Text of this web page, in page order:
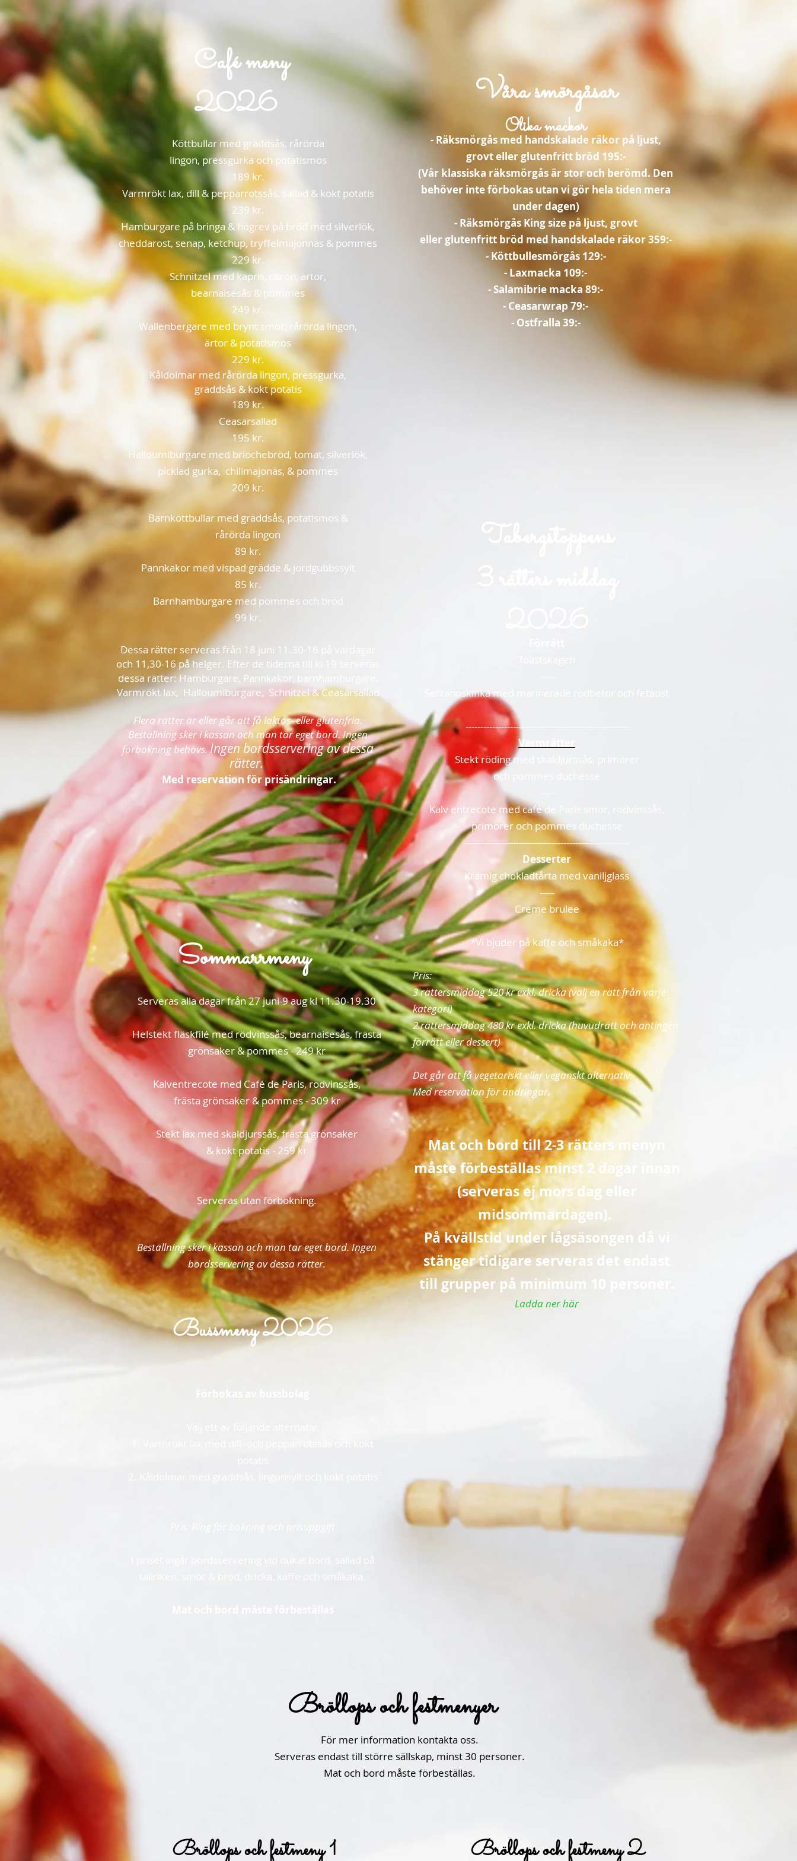
Café meny
2026
Köttbullar med gräddsås, rårörda
lingon, pressgurka och potatismos
189 kr.
Varmrökt lax, dill & pepparrotssås, sallad & kokt potatis
239 kr.
Hamburgare på bringa & högrev på bröd med silverlök,
cheddarost, senap, ketchup, tryffelmajonnäs & pommes
229 kr.
Schnitzel med kapris, citron, ärtor,
bearnaisesås & pommes
249 kr.
Wallenbergare med brynt smör, rårörda lingon,
ärtor & potatismos
229 kr.
Kåldolmar med rårörda lingon, pressgurka,
gräddsås & kokt potatis
189 kr.
Ceasarsallad
195 kr.
Halloumiburgare med briochebröd, tomat, silverlök,
picklad gurka, chilimajonäs, & pommes
209 kr.
Barnköttbullar med gräddsås, potatismos &
rårörda lingon
89 kr.
Pannkakor med vispad grädde & jordgubbssylt
85 kr.
Barnhamburgare med pommes och bröd
99 kr.
Dessa rätter serveras från 18 juni 11.30-16 på vardagar
och 11,30-16 på helger. Efter de tiderna till kl 19 serveras
dessa rätter: Hamburgare, Pannkakor, barnhamburgare,
Varmrökt lax, Halloumiburgare, Schnitzel & Ceasarsallad
Flera rätter är eller går att få laktos- eller glutenfria.
Beställning sker i kassan och man tar eget bord. Ingen
förbokning behövs.Ingen bordsservering av dessa
rätter.
Med reservation för prisändringar.
Sommarrmeny
Serveras alla dagar från 27 juni-9 aug kl 11.30-19.30
Helstekt fläskfilé med rödvinssås, bearnaisesås, frästa
grönsaker & pommes - 249 kr
Kalventrecote med Café de Paris, rödvinssås,
frästa grönsaker & pommes - 309 kr
Stekt lax med skaldjurssås, frästa grönsaker
& kokt potatis - 259 kr
Serveras utan förbokning.
Beställning sker i kassan och man tar eget bord. Ingen
bordsservering av dessa rätter.
Bussmeny 2026
Våra smörgåsar
Olika mackor
- Räksmörgås med handskalade räkor på ljust,
grovt eller glutenfritt bröd 195:-
(Vår klassiska räksmörgås är stor och berömd. Den
behöver inte förbokas utan vi gör hela tiden mera
under dagen)
- Räksmörgås King size på ljust, grovt
eller glutenfritt bröd med handskalade räkor 359:-
- Köttbullesmörgås 129:-
- Laxmacka 109:-​
- Salamibrie macka 89:-
- Ceasarwrap 79:-
- Ostfralla 39:-
Serranoskinka med marinerade rödbetor och fetaost
-------------------------------------------------------
Varmrätter
Stekt röding med skaldjurssås, primörer
och pommes duchesse
Kalv entrecote med café de Paris smör, rödvinssås,
primörer och pommes duchesse
-------------------------------------------------------
Desserter
Krämig chokladtårta med vaniljglass
-----
Creme brulee
*Vi bjuder på kaffe och småkaka*
Pris:
3 rättersmiddag 520 kr exkl. dricka (välj en rätt från varje
kategori)
2 rättersmiddag 480 kr exkl. dricka (huvudrätt och antingen
förrätt eller dessert)
Det går att få vegetariskt eller veganskt alternativ.
Med reservation för ändringar.
Mat och bord till 2-3 rätters menyn
måste förbeställas minst 2 dagar innan
(serveras ej mors dag eller
midsommardagen).
På kvällstid under lågsäsongen då vi
stänger tidigareserveras det endast
till grupper på minimum 10 personer.
Ladda ner här
Bröllops och festmenyer
För mer information kontakta oss.
Serveras endast till större sällskap, minst 30 personer.
Mat och bord måste förbeställas.
Bröllops och festmeny 1 Bröllops och festmeny 2